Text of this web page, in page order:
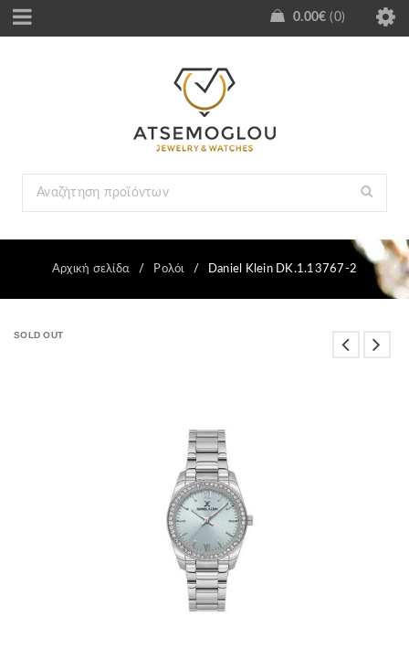
0.00€ 0
Αρχική σελίδα / Ρολόι / Daniel Klein DK.1.13767-2
SOLD OUT